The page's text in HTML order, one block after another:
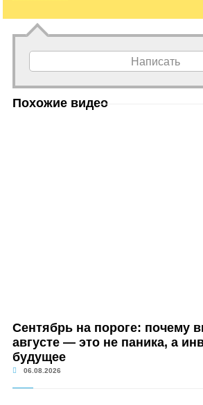
Написать
Похожие видео
Сентябрь на пороге: почему
августе — это не паника, а
будущее
06.08.2026